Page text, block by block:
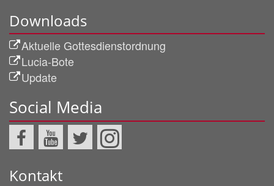
Downloads
Aktuelle Gottesdienstordnung
Lucia-Bote
Update
Social Media
Kontakt